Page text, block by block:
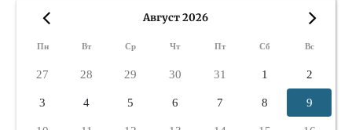
Август 2026
Пн Вт Ср Чт Пт Сб Вс
27 28 29 30 31 1 2
3 4 5 6 7 8 9